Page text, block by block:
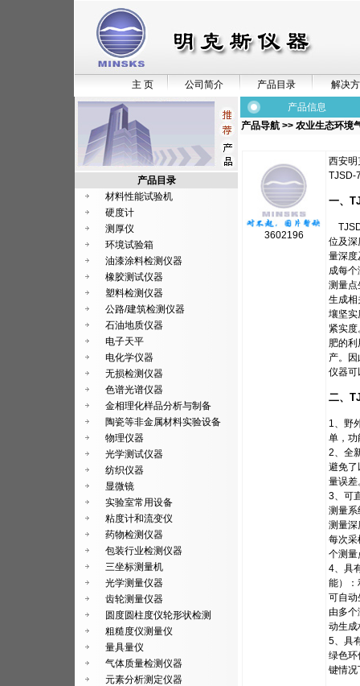
主 页 公司简介 产品目录 解决
产品目录
材料性能试验机
硬度计
测厚仪
环境试验箱
油漆涂料检测仪器
橡胶测试仪器
塑料检测仪器
公路/建筑检测仪器
石油地质仪器
电子天平
电化学仪器
无损检测仪器
色谱光谱仪器
金相理化样品分析与制备
陶瓷等非金属材料实验设备
物理仪器
光学测试仪器
纺织仪器
显微镜
实验室常用设备
粘度计和流变仪
药物检测仪器
包装行业检测仪器
三坐标测量机
光学测量仪器
齿轮测量仪器
圆度圆柱度仪轮形状检测
粗糙度仪测量仪
量具量仪
气体质量检测仪器
元素分析测定仪器
产品信息
产品导航 >> 农业生态环境
3602196
西安明
TJSD-
一、
位及深
量深度
成每
测量点
生成相
壤坚实
紧实
肥的
产。
仪器可
二、
1、野
单，功
2、全
避免了
量误差
3、可
测量系
测量深
每次采
个测量
4、具
能）：
可自动
由多
动生成
5、具
绿色环
键情况